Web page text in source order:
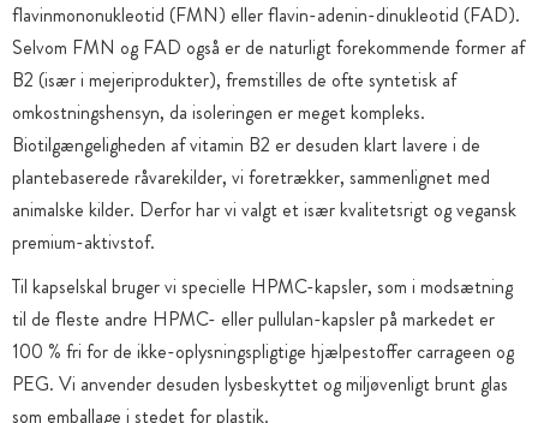
flavinmononukleotid (FMN) eller flavin-adenin-dinukleotid (FAD).
Selvom FMN og FAD også er de naturligt forekommende former af
B2 (især i mejeriprodukter), fremstilles de ofte syntetisk af
omkostningshensyn, da isoleringen er meget kompleks.
Biotilgængeligheden af vitamin B2 er desuden klart lavere i de
plantebaserede råvarekilder, vi foretrækker, sammenlignet med
animalske kilder. Derfor har vi valgt et især kvalitetsrigt og vegansk
premium-aktivstof.
Til kapselskal bruger vi specielle HPMC-kapsler, som i modsætning
til de fleste andre HPMC- eller pullulan-kapsler på markedet er
100 % fri for de ikke-oplysningspligtige hjælpestoffer carrageen og
PEG. Vi anvender desuden lysbeskyttet og miljøvenligt brunt glas
som emballage i stedet for plastik.